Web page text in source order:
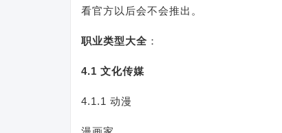
看官方以后会不会推出。
职业类型大全 ：
4.1 文化传媒
4.1.1 动漫